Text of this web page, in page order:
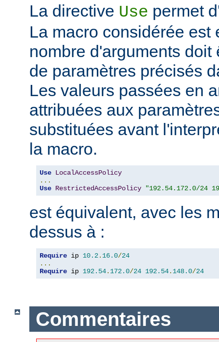
La directive Use permet
La macro considérée est
nombre d'arguments
de paramètres précisés
Les valeurs passées en
attribuées aux
substituées avant
la macro.
Use LocalAccessPolicy
...
Use RestrictedAccessPolicy "192.54.172.0/24
est équivalent, avec les
dessus à :
Require ip 10.2. 16.0/24
...
Require ip 192.54. 172.0/24 192.54. 148.0/24
Commentaires